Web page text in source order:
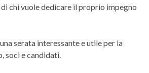
chi vuole dedicare il proprio impegno
serata interessante e utile per la
soci e candidati.